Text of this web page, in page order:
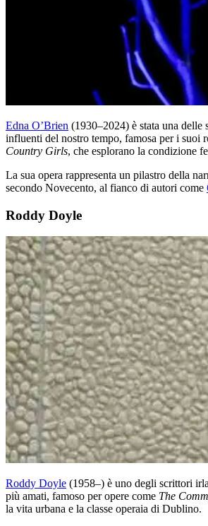
Edna O’Brien (1930–2024) è stata una
influenti del nostro tempo, famosa per i suoi
Country Girls, che esplorano la condizione
La sua opera rappresenta un pilastro della
secondo Novecento, al fianco di autori come
Roddy Doyle
Roddy Doyle (1958–) è uno degli scrittori
più amati, famoso per opere come The
la vita urbana e la classe operaia di Dublino.